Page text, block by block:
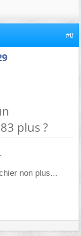
#8
plus ?
non plus...